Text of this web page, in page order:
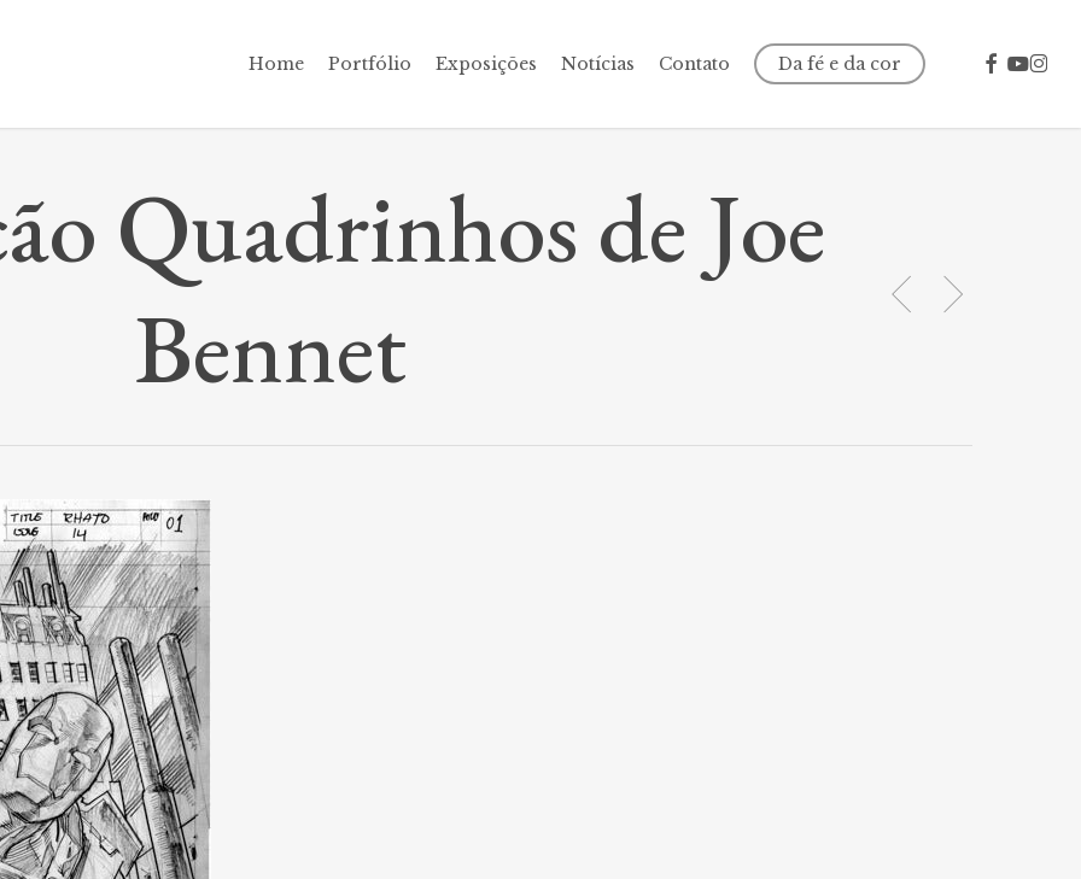
Home Portfólio Exposições Notícias Contato Da fé e da cor facebook
youtube
Quadrinhos de Joe
Bennet